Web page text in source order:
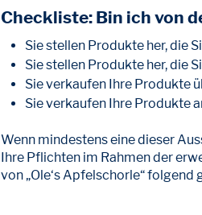
Checkliste: Bin ich von
Sie stellen Produkte her, die
Sie stellen Produkte her, die
Sie verkaufen Ihre Produkte
Sie verkaufen Ihre Produkte
Wenn mindestens eine dieser
Ihre Pflichten im Rahmen der
von „Ole‘s Apfelschorle“ folgend